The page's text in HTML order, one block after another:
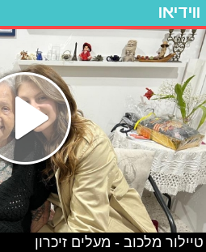
ווידיאו
טיילור מלכוב - מעלים זיכרון